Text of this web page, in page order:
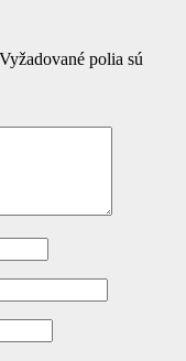
Vyžadované polia sú